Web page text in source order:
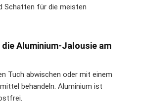
Schatten für die meisten
die Aluminium-Jalousie am
Tuch abwischen oder mit einem
behandeln. Aluminium ist